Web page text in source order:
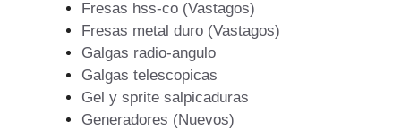
Fresas hss-co (Vastagos)
Fresas metal duro (Vastagos)
Galgas radio-angulo
Galgas telescopicas
Gel y sprite salpicaduras
Generadores (Nuevos)